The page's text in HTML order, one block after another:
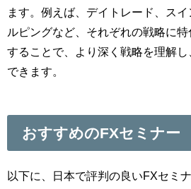
ます。例えば、デイトレード、ス
ルピングなど、それぞれの戦略に
することで、より深く戦略を理解
できます。
おすすめのFXセミナー
以下に、日本で評判の良いFXセミ